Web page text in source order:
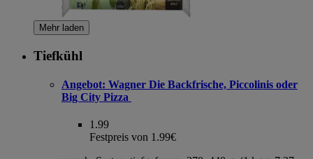
Mehr laden
Tiefkühl
Angebot: Wagner Die Backfrische, Piccolinis oder
Big City Pizza
1.99
Festpreis von 1.99€